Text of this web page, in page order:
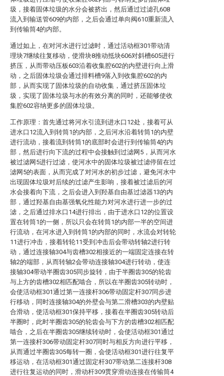
圾，接着固体垃圾的水分会被挤出，然后通过过滤孔608
流入到输送管609的内部，之后会通过单向阀610重新流入
到传输筒4的内部。
通过如上，在对河水进行过滤时，通过活动框301带动清
理块7继续往复移动，使滑块8推动抵块606对斜槽605进行
挤压，从而带动压板603沿着收集腔602的内壁进行向上滑
动，之后固体垃圾会通过排料槽9落入到收集腔602的内
部，从而实现了固体垃圾的自动收集，通过挤压固体垃
圾，实现了固体垃圾与水的有效分离的同时，还能够使收
集腔602容纳更多的固体垃圾。
工作原理：首先通过将河水引流到进水口12处，接着可从
进水口12流入到转筒1的内部，之后河水沿着转筒1的内壁
进行流动，接着流到转筒1的底部时会进行到传输筒4的内
部，然后进行向下流的过程中会接触到过滤网5，从而河水
被过滤网5进行过滤，使河水中的固体垃圾被过滤停留在过
滤网5的表面，从而完成了对河水的初步过滤，避免河水中
出现固体垃圾对后续的过滤产生影响，接着被过滤后的河
水会接着向下流，之后会进入到羟基自由基过滤器13的内
部，通过羟基自由基强氧化性能力对河水进行进一步的过
滤，之后通过排水口14进行排出，由于进水口12的位置设
置在转筒1的一侧，所以只会在转筒1的内部一半的空间进
行流动，在河水进入到转筒1的内部的同时，水流会对转轮
11进行冲击，接着转轮11受到冲击后会带动转轴2进行转
动，通过连接轴304与齿槽302相接近的一端固定连接在转
轴2的端部，从而转轴2会带动连接轴304进行转动，使连
接轴304带动半圈齿305同步旋转，由于半圈齿305的轮齿
与上方的齿槽302相匹配啮合，所以在半圈齿305转动时，
会使活动框301通过第一连接杆306带动固定杆307同步进
行移动，同时连接轴304的外壁会与第二滑槽303的内壁贴
合滑动，使活动框301保持平移，接着在半圈齿305转动后
半圈时，此时半圈齿305的轮齿会与下方的齿槽302相匹配
啮合，之后在半圈齿305继续转动时，会使活动框301通过
第一连接杆306带动固定杆307同时与相反方向进行平移，
从而通过半圈齿305每转一圈，会使活动框301进行往复平
移运动，在活动框301通过固定杆307带动第二连接杆308
进行往复运动的同时，滑动杆309贯穿滑动连接在传输筒4